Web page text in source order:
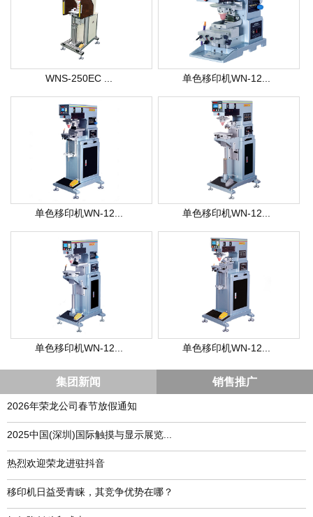
WNS-250EC ... 单色移印机WN-12...
单色移印机WN-12... 单色移印机WN-12...
单色移印机WN-12... 单色移印机WN-12...
集团新闻 销售推广
2026年荣龙公司春节放假通知
​2025中国(深圳)国际触摸与显示展览...
热烈欢迎荣龙进驻抖音
移印机日益受青睐，其竞争优势在哪？